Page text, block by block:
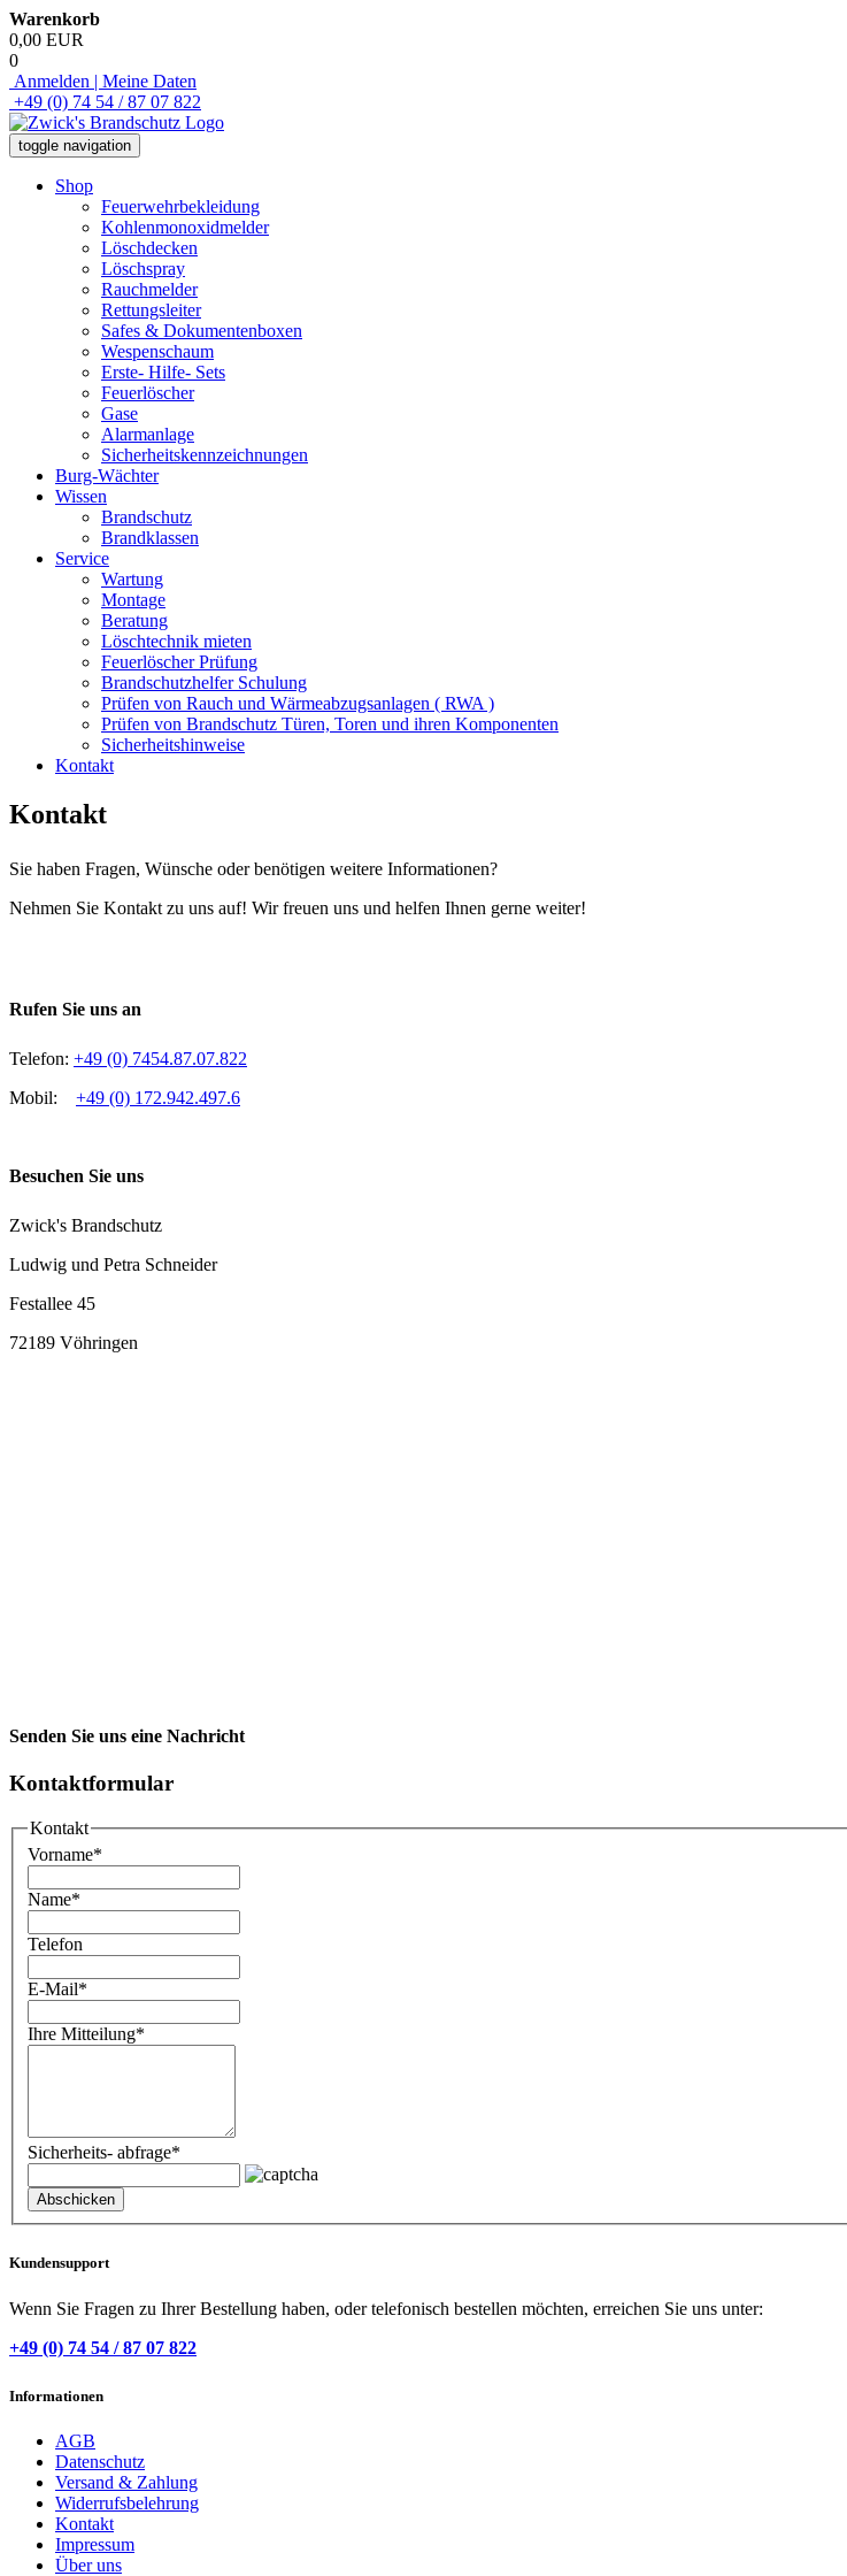
Warenkorb
0,00 EUR
0
Anmelden | Meine Daten
+49 (0) 74 54 / 87 07 822
toggle navigation
Shop
Feuerwehrbekleidung
Kohlenmonoxidmelder
Löschdecken
Löschspray
Rauchmelder
Rettungsleiter
Safes & Dokumentenboxen
Wespenschaum
Erste- Hilfe- Sets
Feuerlöscher
Gase
Alarmanlage
Sicherheitskennzeichnungen
Burg-Wächter
Wissen
Brandschutz
Brandklassen
Service
Wartung
Montage
Beratung
Löschtechnik mieten
Feuerlöscher Prüfung
Brandschutzhelfer Schulung
Prüfen von Rauch und Wärmeabzugsanlagen ( RWA )
Prüfen von Brandschutz Türen, Toren und ihren Komponenten
Sicherheitshinweise
Kontakt
Kontakt
Sie haben Fragen, Wünsche oder benötigen weitere Informationen?
Nehmen Sie Kontakt zu uns auf! Wir freuen uns und helfen Ihnen gerne weiter!
Rufen Sie uns an
Telefon: +49 (0) 7454.87.07.822
Mobil: +49 (0) 172.942.497.6
Besuchen Sie uns
Zwick's Brandschutz
Ludwig und Petra Schneider
Festallee 45
72189 Vöhringen
Senden Sie uns eine Nachricht
Kontaktformular
Kontakt
Vorname*
Name*
Telefon
E-Mail*
Ihre Mitteilung*
Sicherheits- abfrage*
Kundensupport
Wenn Sie Fragen zu Ihrer Bestellung haben, oder telefonisch bestellen möchten, erreichen Sie uns unter:
+49 (0) 74 54 / 87 07 822
Informationen
AGB
Datenschutz
Versand & Zahlung
Widerrufsbelehrung
Kontakt
Impressum
Über uns